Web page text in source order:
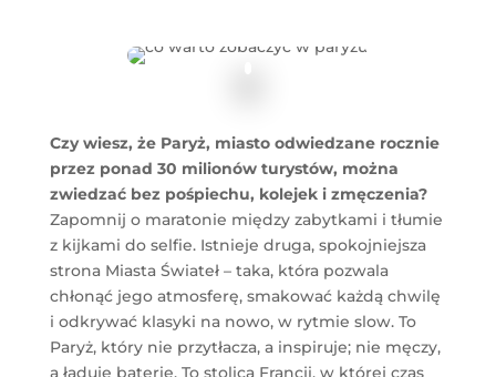
Czy wiesz, że Paryż, miasto odwiedzane rocznie
przez ponad 30 milionów turystów, można
zwiedzać bez pośpiechu, kolejek i zmęczenia?
Zapomnij o maratonie między zabytkami i tłumie
z kijkami do selfie. Istnieje druga, spokojniejsza
strona Miasta Świateł – taka, która pozwala
chłonąć jego atmosferę, smakować każdą chwilę
i odkrywać klasyki na nowo, w rytmie slow. To
Paryż, który nie przytłacza, a inspiruje; nie męczy,
a ładuje baterie. To stolica Francji, w której czas